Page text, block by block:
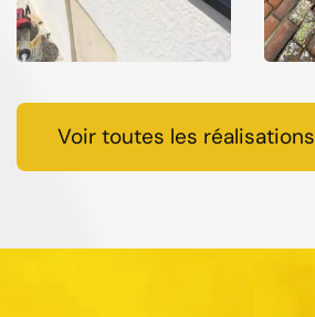
Voir toutes les réalisations